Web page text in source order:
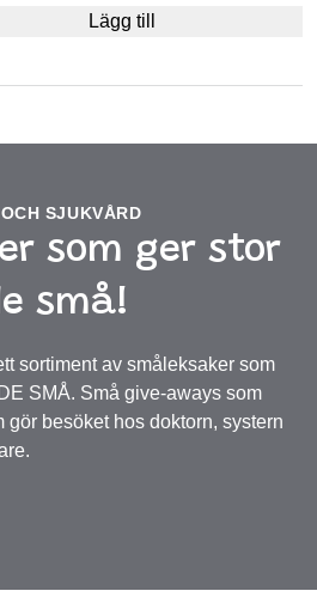
Lägg till
SJUKVÅRD
som ger stor
små!
sortiment av småleksaker som
SMÅ. Små give-aways som
besöket hos doktorn, systern